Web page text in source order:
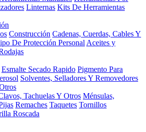
Linternas Kits De Herramientas
Construcción Cadenas, Cuerdas, Cables Y
De Protección Personal Aceites y
Esmalte Secado Rapido Pigmento Para
Solventes, Selladores Y Removedores
Tachuelas Y Otros Ménsulas,
Remaches Taquetes Tornillos
Roscada